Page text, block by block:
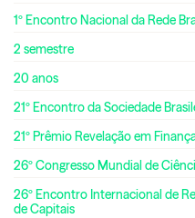
1º Encontro Nacional da Rede
2 semestre
20 anos
21º Encontro da Sociedade
21º Prêmio Revelação em
26º Congresso Mundial de
26º Encontro Internacional de
de Capitais